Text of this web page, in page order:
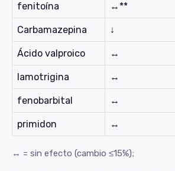
fenitoína ↔**
Carbamazepina ↓
Ácido valproico ↔
lamotrigina ↔
fenobarbital ↔
primidon ↔
↔ = sin efecto (cambio ≤15%);